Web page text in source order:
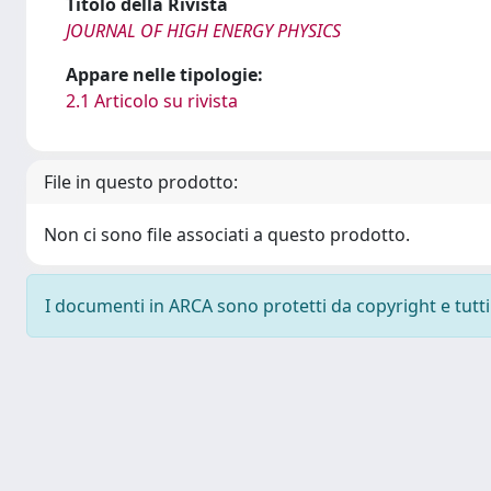
JOURNAL OF HIGH ENERGY PHYSICS
Appare nelle tipologie:
2.1 Articolo su rivista
File in questo prodotto:
Non ci sono file associati a questo prodotto.
I documenti in ARCA sono protetti da copyright e